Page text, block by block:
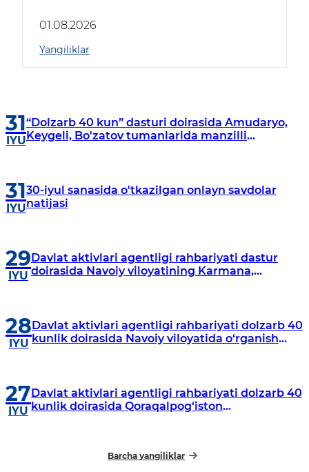
borildi
01.08.2026
Yangiliklar
31
IYU
“Dolzarb 40 kun” dasturi doirasida Amudaryo,
Keygeli, Bo'zatov tumanlarida manzilli
31
IYU
30-iyul sanasida o'tkazilgan onlayn savdolar
natijasi
29
IYU
Davlat aktivlari agentligi rahbariyati dastur
doirasida Navoiy viloyatining Karmana,
28
IYU
Davlat aktivlari agentligi rahbariyati dolzarb 40
kunlik doirasida Navoiy viloyatida o‘rganish
27
IYU
Davlat aktivlari agentligi rahbariyati dolzarb 40
kunlik doirasida Qoraqalpog‘iston
Barcha yangiliklar